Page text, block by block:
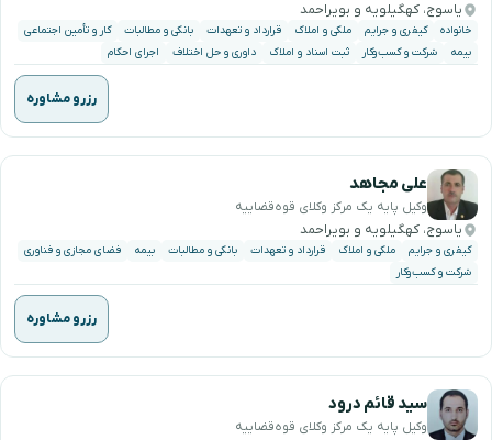
یاسوج، کهگیلویه و بویراحمد
خانواده کیفری و جرایم ملکی و املاک قرارداد و تعهدات بانکی و مطالبات
کار و تأمین اجتماعی
بیمه
شرکت و کسب‌وکار ثبت اسناد و املاک داوری و حل اختلاف اجرای احکام
رزرو مشاوره
علی مجاهد
وکیل پایه یک مرکز وکلای قوه‌قضاییه
یاسوج، کهگیلویه و بویراحمد
کیفری و جرایم ملکی و املاک قرارداد و تعهدات بانکی و مطالبات بیمه
فضای مجازی و فناوری
شرکت و کسب‌وکار
رزرو مشاوره
سید قائم درود
وکیل پایه یک مرکز وکلای قوه‌قضاییه